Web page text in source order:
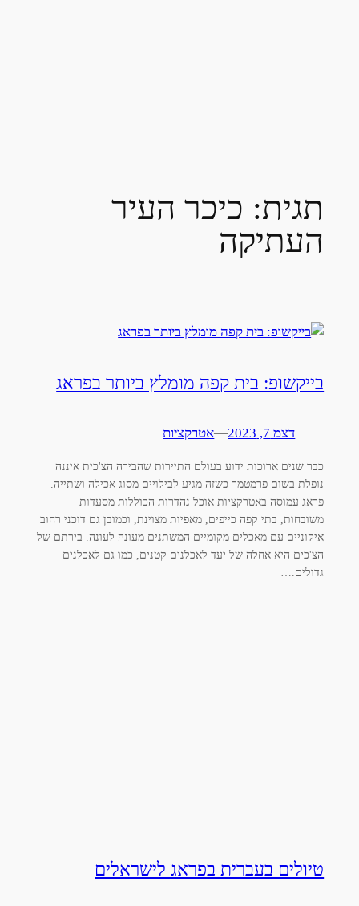
תגית: כיכר העיר
העתיקה
בייקשופ: בית קפה מומלץ ביותר בפראג
דצמ 7, 2023 —אטרקציות
כבר שנים ארוכות ידוע בעולם התיירות שהבירה הצ'כית איננה
נופלת בשום פרמטמר כשזה מגיע לבילויים מסוג אכילה ושתייה.
פראג עמוסה באטרקציות אוכל נהדרות הכוללות מסעדות
משובחות, בתי קפה כייפים, מאפיות מצוינת, וכמובן גם דוכני רחוב
איקוניים עם מאכלים מקומיים המשתנים מעונה לעונה. בירתם של
הצ'כים היא אחלה של יעד לאכלנים קטנים, כמו גם לאכלנים
גדולים.…
טיולים בעברית בפראג לישראלים